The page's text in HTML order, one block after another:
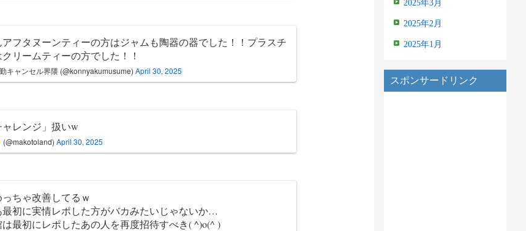
フタヌーンティーの方はジャムも陶器の器でした！！プラスチ
リームティーの方でした！！
キャンセル界隈 (@konnyakumusume) April 30, 2025
ャレンジ」扱いw
(@makotoland)April 30, 2025
ちゃ改善してるｗ
最初に実情レポした方がバカみたいじゃないか…
最初にレポしたあの人を再度招待すべき( ^)o(^ )
2025年3月
2025年2月
2025年1月
スポンサードリンク